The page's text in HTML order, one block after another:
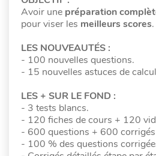
Avoir une préparation
pour viser les meilleurs scores.
LES NOUVEAUTÉS :
- 100 nouvelles questions.
- 15 nouvelles astuces de
LES + SUR LE FOND :
- 3 tests blancs.
- 120 fiches de cours + 120
- 600 questions + 600 corrigés
- 100 % des questions